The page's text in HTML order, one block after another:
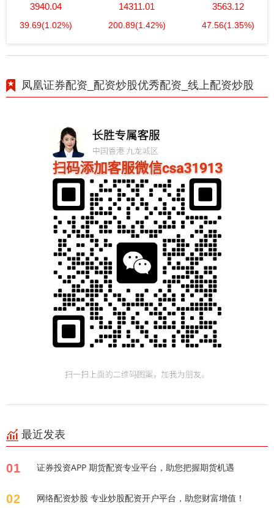
3940.04
39.69(1.02%)
14311.01
200.89(1.42%)
3563.12
47.56(1.35%)
凤凰证券配资_配资炒股优秀配资_线上配资炒股
最近发表
01 证券投资APP 期货配资专业平台，助您把握期货机遇
02 网络配资炒股 专业炒股配资开户平台，助您财富增值！